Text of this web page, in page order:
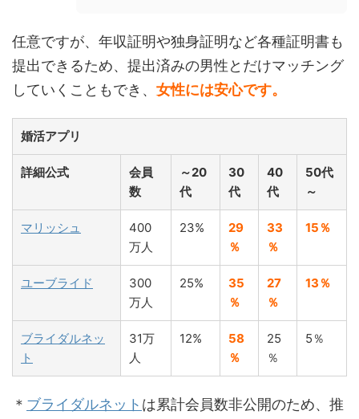
任意ですが、年収証明や独身証明など各種証明書も
提出できるため、提出済みの男性とだけマッチング
していくこともでき、 女性には安心です。
婚活アプリ
詳細公式
会員
数
～20
代
30
代
40
代
50代
～
マリッシュ
400
万人
23%
29
％
33
％
15％
ユーブライド
300
万人
25%
35
％
27
％
13％
ブライダルネッ
ト
31万
人
12%
58
％
25
％
5％
＊ ブライダルネット は累計会員数非公開のため、推